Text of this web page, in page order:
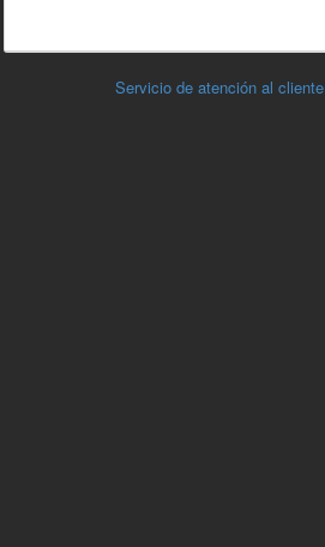
Servicio de atención al cliente